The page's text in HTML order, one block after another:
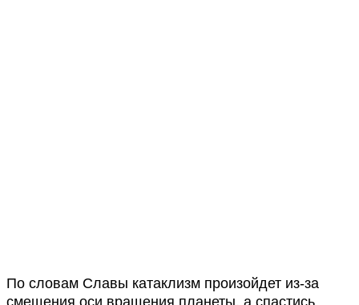
По словам Славы катаклизм произойдет из-за
смещения оси вращения планеты, а спастись